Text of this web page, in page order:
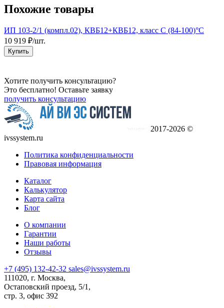
Похожие товары
ИП 103-2/1 (компл.02), КВБ12+КВБ12, класс C (84-100)°С
10 919 ₽/шт.
Купить
Хотите получить консультацию?
Это бесплатно! Оставьте заявку
получить консультацию
2017-2026 ©
ivssystem.ru
Политика конфиденциальности
Правовая информация
Каталог
Калькулятор
Карта сайта
Блог
О компании
Гарантии
Наши работы
Отзывы
+7 (495) 132-42-32 sales@ivssystem.ru
111020, г. Москва,
Остаповский проезд, 5/1,
стр. 3, офис 392